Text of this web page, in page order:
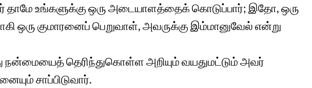
உங்களுக்கு ஒரு அடையாளத்தைக் கொடுப்பார்; இதோ, ஒரு
ஒரு குமாரனைப் பெறுவாள், அவருக்கு இம்மானுவேல் என்று
நன்மையைத் தெரிந்துகொள்ள அறியும் வயதுமட்டும் அவர்
சாப்பிடுவார்.